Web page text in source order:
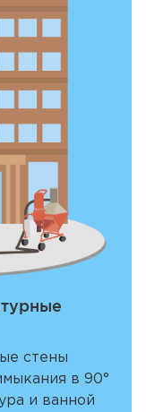
стены
в 90°
и ванной